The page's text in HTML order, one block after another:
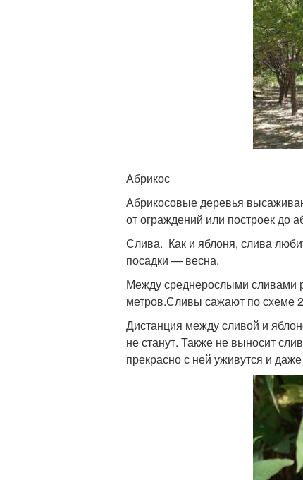
Абрикос
Абрикосовые деревья
от ограждений или построек до
Слива. Как и яблоня, слива
посадки — весна.
Между среднерослыми сливами
метров.Сливы сажают по схеме
Дистанция между сливой и
не станут. Также не выносит
прекрасно с ней уживутся и